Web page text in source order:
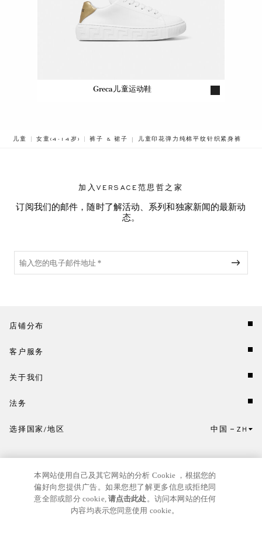
Greca儿童运动鞋
儿童 女童(4-14岁) 裤子 & 裙子 BREADCRUMB.ADA.LABEL.CURRENT
儿童印花弹力纯棉平纹针织紧身裤
加入VERSACE范思哲之家
订阅我们的邮件，随时了解活动、系列和独家新闻的最新动
态。
店铺分布
客户服务
关于我们
法务
点击此处选择国家/地区和语言。
选择国家/地区 中国 ZH
本网站使用自己及其它网站的分析 Cookie ，根据您的
偏好向您提供广告。如果您想了解更多信息或拒绝同
意全部或部分 cookie,请点击此处。访问本网站的任何
内容均表示您同意使用 cookie。